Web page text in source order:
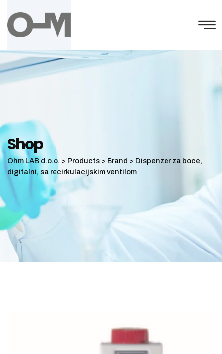
content
Shop
Ohm LAB d.o.o. > Products > Brand > Dispenzer za boce,
digitalni, sa recirkulacijskim ventilom